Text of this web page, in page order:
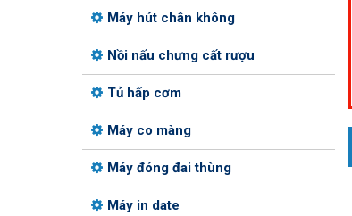
Máy hút chân không
Nồi nấu chưng cất rượu
Tủ hấp cơm
Máy co màng
Máy đóng đai thùng
Máy in date